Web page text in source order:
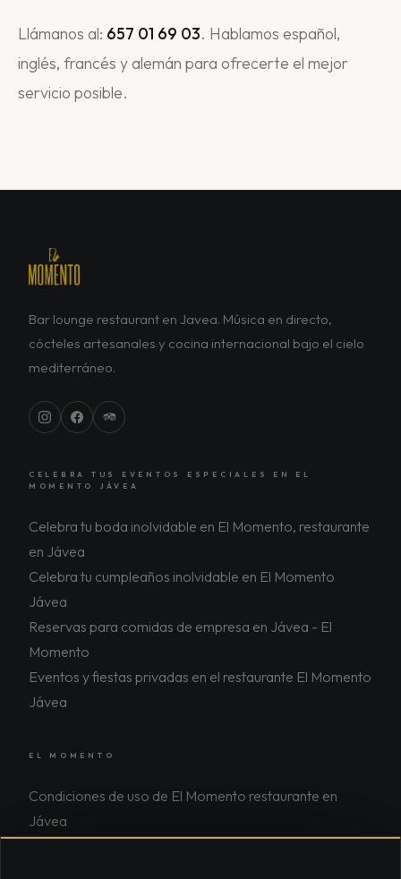
Llámanos al: 657 01 69 03. Hablamos español,
inglés, francés y alemán para ofrecerte el mejor
servicio posible.
Bar lounge restaurant en Javea. Música en directo,
cócteles artesanales y cocina internacional bajo el cielo
mediterráneo.
CELEBRA TUS EVENTOS ESPECIALES EN EL
MOMENTO JÁVEA
Celebra tu boda inolvidable en El Momento, restaurante
en Jávea
Celebra tu cumpleaños inolvidable en El Momento
Jávea
Reservas para comidas de empresa en Jávea - El
Momento
Eventos y fiestas privadas en el restaurante El Momento
Jávea
EL MOMENTO
Condiciones de uso de El Momento restaurante en
Jávea